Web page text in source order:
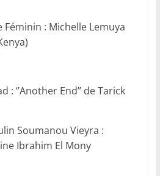
: Michelle Lemuya
: ‘’Another End’’ de Tarick
Soumanou Vieyra :
Ibrahim El Mony